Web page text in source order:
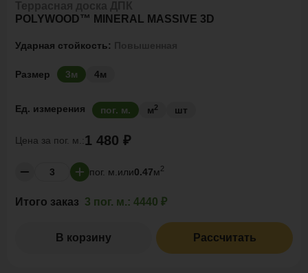
POLYWOOD™ MINERAL MASSIVE 3D
Ударная стойкость:
Размер 3м 4м
Ед. измерения пог. м. м2 шт
Цена за пог. м.:1 480 ₽
пог. м. или0.47м2
Итого заказ 3 пог. м.: 4440 ₽
В корзину Рассчитать